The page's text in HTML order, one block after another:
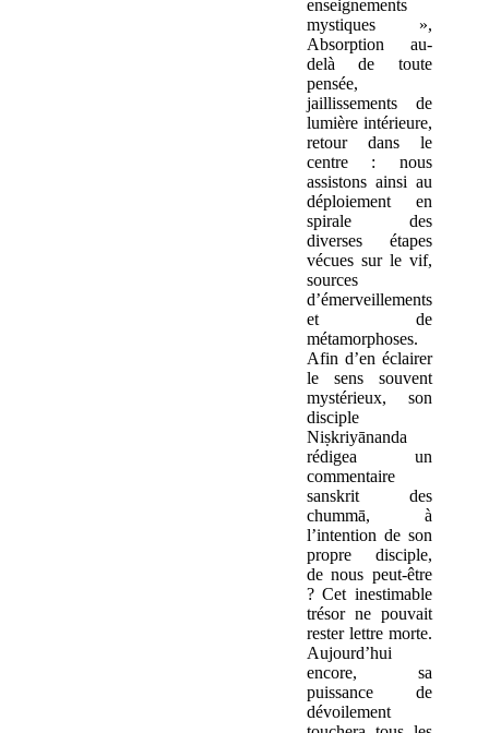
enseignements
mystiques »,
Absorption au-
delà de toute
pensée,
jaillissements de
lumière intérieure,
retour dans le
centre : nous
assistons ainsi au
déploiement en
spirale des
diverses étapes
vécues sur le vif,
sources
d’émerveillements
et de
métamorphoses.
Afin d’en éclairer
le sens souvent
mystérieux, son
disciple
Niṣkriyānanda
rédigea un
commentaire
sanskrit des
chummā, à
l’intention de son
propre disciple,
de nous peut-être
? Cet inestimable
trésor ne pouvait
rester lettre morte.
Aujourd’hui
encore, sa
puissance de
dévoilement